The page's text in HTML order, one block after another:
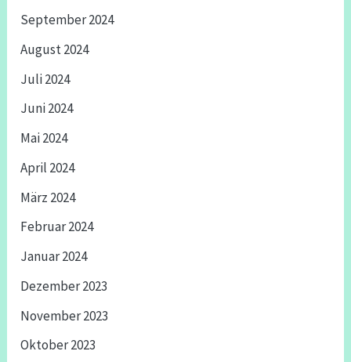
September 2024
August 2024
Juli 2024
Juni 2024
Mai 2024
April 2024
März 2024
Februar 2024
Januar 2024
Dezember 2023
November 2023
Oktober 2023